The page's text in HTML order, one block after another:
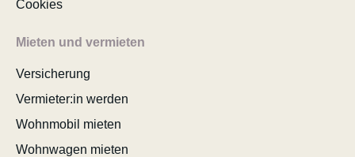
Cookies
Mieten und vermieten
Versicherung
Vermieter:in werden
Wohnmobil mieten
Wohnwagen mieten